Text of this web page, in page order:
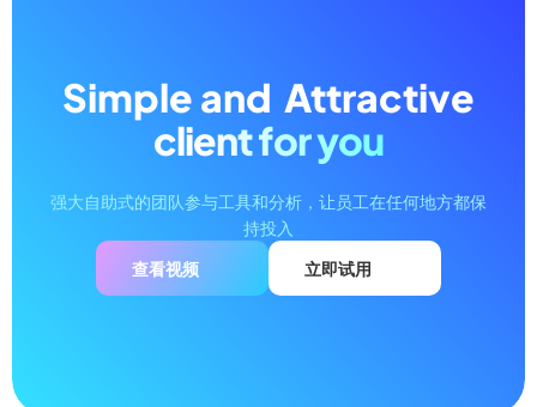
Simple and Attractive
client for you
强大自助式的团队参与工具和分析，让员工在任何地方都保
持投入
查看视频
立即试用